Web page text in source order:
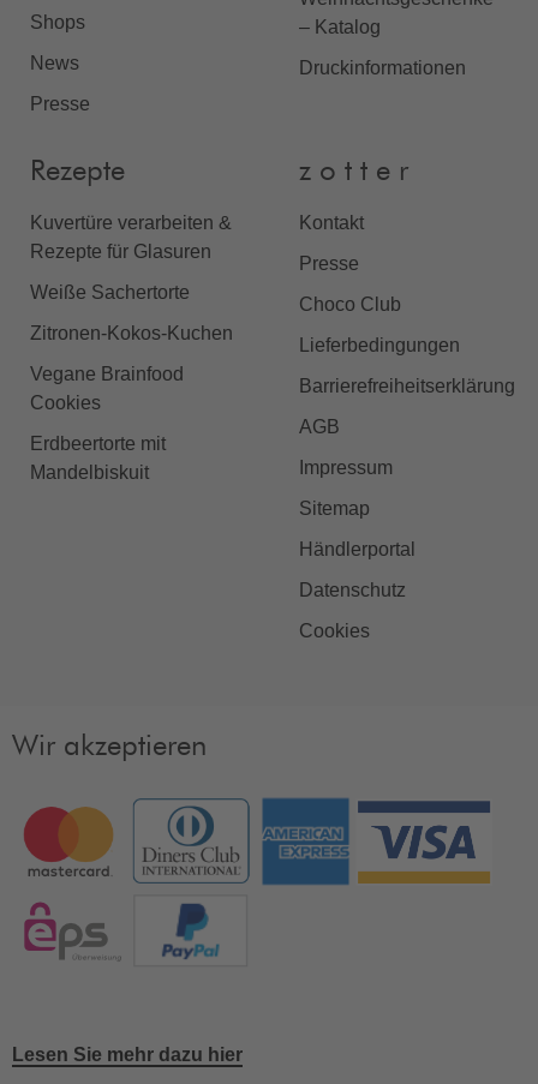
Shops
News
Presse
– Katalog
Druckinformationen
Rezepte
Kuvertüre verarbeiten &
Rezepte für Glasuren
Weiße Sachertorte
Zitronen-Kokos-Kuchen
Vegane Brainfood
Cookies
Erdbeertorte mit
Mandelbiskuit
z o t t e r
Kontakt
Presse
Choco Club
Lieferbedingungen
Barrierefreiheitserklärung
AGB
Impressum
Sitemap
Händlerportal
Datenschutz
Cookies
Wir akzeptieren
Lesen Sie mehr dazu hier